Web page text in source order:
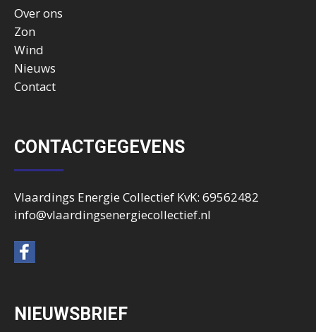
Over ons
Zon
Wind
Nieuws
Contact
CONTACTGEGEVENS
Vlaardings Energie Collectief KvK: 69562482
info@vlaardingsenergiecollectief.nl
NIEUWSBRIEF